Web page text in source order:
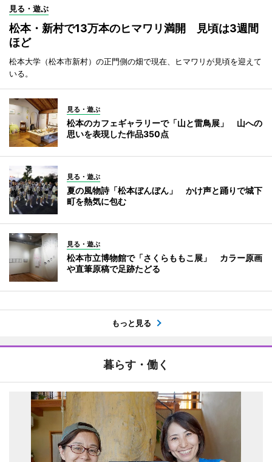
見る・遊ぶ
松本・新村で13万本のヒマワリ満開 見頃は3週間
ほど
松本大学（松本市新村）の正門側の畑で現在、ヒマワリが見頃を迎えて
いる。
見る・遊ぶ
松本のカフェギャラリーで「山と雷鳥展」 山への
思いを表現した作品350点
見る・遊ぶ
夏の風物詩「松本ぼんぼん」 かけ声と踊りで城下
町を熱気に包む
見る・遊ぶ
松本市立博物館で「さくらももこ展」 カラー原画
や直筆原稿で足跡たどる
もっと見る
暮らす・働く